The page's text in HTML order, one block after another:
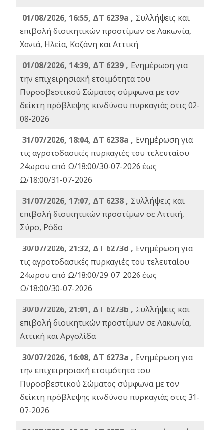
01/08/2026, 16:55, ΔΤ 6239a , Συλλήψεις και
επιβολή διοικητικών προστίμων σε Λακωνία,
Χανιά, Ηλεία, Κοζάνη και Αττική
01/08/2026, 14:39, ΔΤ 6239 , Ενημέρωση για
την επιχειρησιακή ετοιμότητα του
Πυροσβεστικού Σώματος σύμφωνα με τον
δείκτη πρόβλεψης κινδύνου πυρκαγιάς στις 02-
08-2026
31/07/2026, 18:04, ΔΤ 6238a , Ενημέρωση για
τις αγροτοδασικές πυρκαγιές του τελευταίου
24ωρου από Ω/18:00/30-07-2026 έως
Ω/18:00/31-07-2026
31/07/2026, 17:07, ΔΤ 6238 , Συλλήψεις και
επιβολή διοικητικών προστίμων σε Αττική,
Σύρο, Ρόδο
30/07/2026, 21:32, ΔΤ 6273d , Ενημέρωση για
τις αγροτοδασικές πυρκαγιές του τελευταίου
24ωρου από Ω/18:00/29-07-2026 έως
Ω/18:00/30-07-2026
30/07/2026, 21:01, ΔΤ 6273b , Συλλήψεις και
επιβολή διοικητικών προστίμων σε Λακωνία,
Αττική και Αργολίδα
30/07/2026, 16:08, ΔΤ 6273a , Ενημέρωση για
την επιχειρησιακή ετοιμότητα του
Πυροσβεστικού Σώματος σύμφωνα με τον
δείκτη πρόβλεψης κινδύνου πυρκαγιάς στις 31-
07-2026